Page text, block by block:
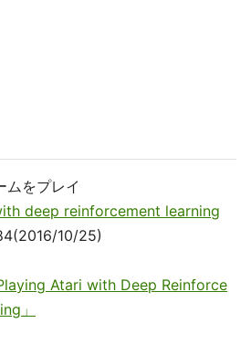
をプレイ
deep reinforcement learning
10/25)
Atari with Deep Reinforce
」